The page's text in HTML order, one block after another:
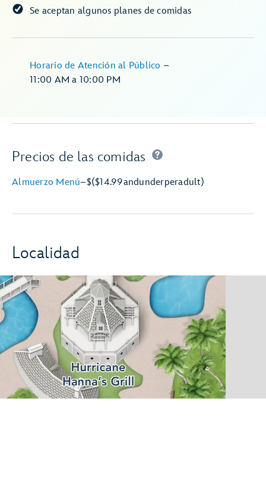
Se aceptan algunos planes de comidas
Horario de Atención al Público –
11:00 AM a 10:00 PM
Precios de las comidas
Almuerzo Menú–$($14.99andunderperadult)
Localidad